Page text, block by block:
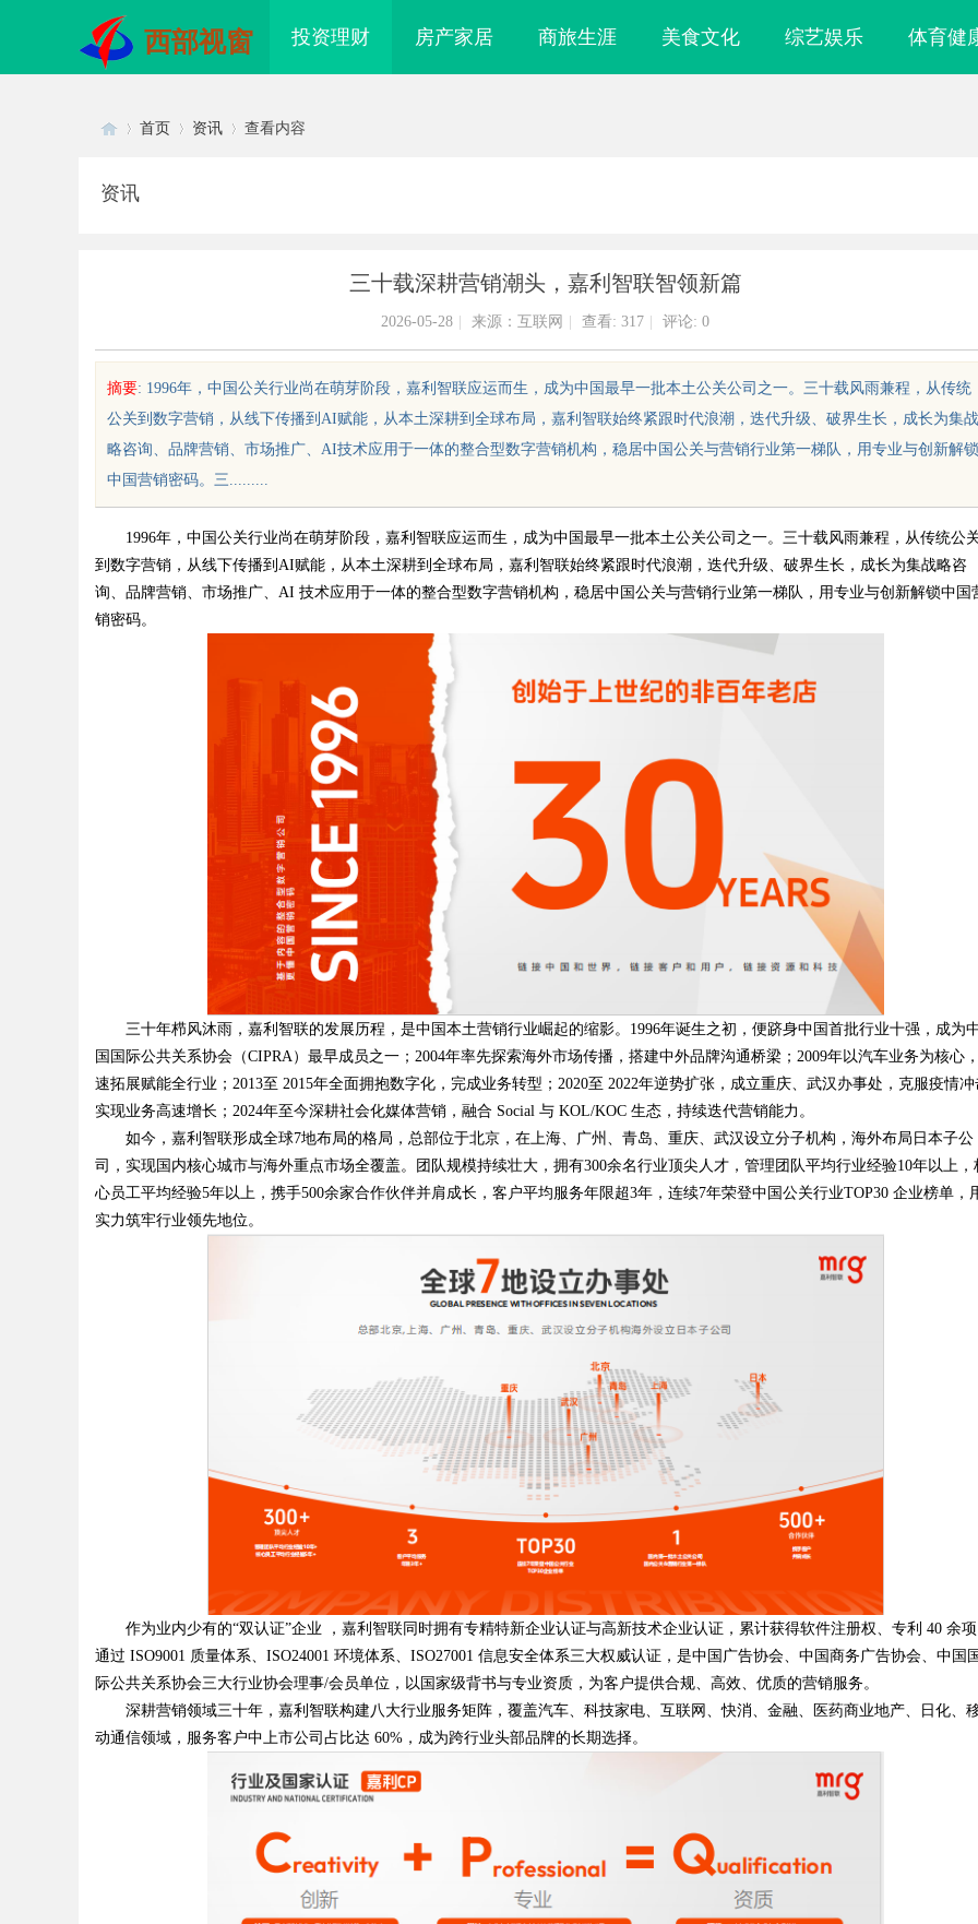
西部视窗 投资理财 房产家居 商旅生涯 美食文化 综艺娱乐 体育健
sc
Bo
首页 资讯 查看内容
资讯
三十载深耕营销潮头，嘉利智联智领新篇
2026-05-28 来源：互联网 查看: 317 评论: 0
摘要: 1996年，中国公关行业尚在萌芽阶段，嘉利智联应运而生，成为中国最早一批本土公关公司之一。三十载风雨兼程，从传统
公关到数字营销，从线下传播到AI赋能，从本土深耕到全球布局，嘉利智联始终紧跟时代浪潮，迭代升级、破界生长，成长为集战
略咨询、品牌营销、市场推广、AI技术应用于一体的整合型数字营销机构，稳居中国公关与营销行业第一梯队，用专业与创新解锁
中国营销密码。三.........
1996年，中国公关行业尚在萌芽阶段，嘉利智联应运而生，成为中国最早一批本土公关公司之一。三十载风雨兼程，从传统公
到数字营销，从线下传播到AI赋能，从本土深耕到全球布局，嘉利智联始终紧跟时代浪潮，迭代升级、破界生长，成长为集战略咨
询、品牌营销、市场推广、AI 技术应用于一体的整合型数字营销机构，稳居中国公关与营销行业第一梯队，用专业与创新解锁中国
销密码。
三十年栉风沐雨，嘉利智联的发展历程，是中国本土营销行业崛起的缩影。1996年诞生之初，便跻身中国首批行业十强，成为
国国际公共关系协会（CIPRA）最早成员之一；2004年率先探索海外市场传播，搭建中外品牌沟通桥梁；2009年以汽车业务为核心
速拓展赋能全行业；2013至 2015年全面拥抱数字化，完成业务转型；2020至 2022年逆势扩张，成立重庆、武汉办事处，克服疫情冲
实现业务高速增长；2024年至今深耕社会化媒体营销，融合 Social 与 KOL/KOC 生态，持续迭代营销能力。
如今，嘉利智联形成全球7地布局的格局，总部位于北京，在上海、广州、青岛、重庆、武汉设立分子机构，海外布局日本子公
司，实现国内核心城市与海外重点市场全覆盖。团队规模持续壮大，拥有300余名行业顶尖人才，管理团队平均行业经验10年以上，
心员工平均经验5年以上，携手500余家合作伙伴并肩成长，客户平均服务年限超3年，连续7年荣登中国公关行业TOP30 企业榜单，
实力筑牢行业领先地位。
作为业内少有的“双认证”企业 ，嘉利智联同时拥有专精特新企业认证与高新技术企业认证，累计获得软件注册权、专利 40 余
通过 ISO9001 质量体系、ISO24001 环境体系、ISO27001 信息安全体系三大权威认证，是中国广告协会、中国商务广告协会、中国
际公共关系协会三大行业协会理事/会员单位，以国家级背书与专业资质，为客户提供合规、高效、优质的营销服务。
深耕营销领域三十年，嘉利智联构建八大行业服务矩阵，覆盖汽车、科技家电、互联网、快消、金融、医药商业地产、日化、
动通信领域，服务客户中上市公司占比达 60%，成为跨行业头部品牌的长期选择。
析厦门私家侦探服务的专业性
晓，这三家靠谱有保障 行业现状详细解析